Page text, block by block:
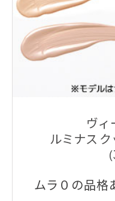
ヴィ
ルミナス
ムラ０の品格